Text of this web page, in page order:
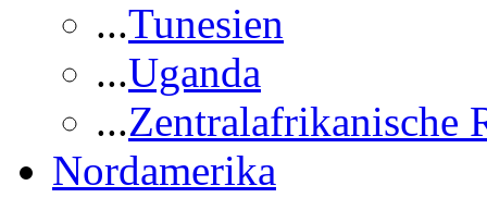
...Tunesien
...Uganda
...Zentralafrikanische
Nordamerika